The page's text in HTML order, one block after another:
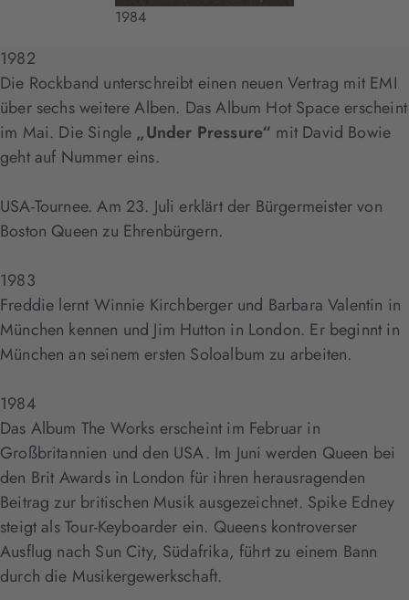
1984
1982
Die Rockband unterschreibt einen neuen Vertrag mit EMI
über sechs weitere Alben. Das Album Hot Space erscheint
im Mai. Die Single „Under Pressure“ mit David Bowie
geht auf Nummer eins.
USA-Tournee. Am 23. Juli erklärt der Bürgermeister von
Boston Queen zu Ehrenbürgern.
1983
Freddie lernt Winnie Kirchberger und Barbara Valentin in
München kennen und Jim Hutton in London. Er beginnt in
München an seinem ersten Soloalbum zu arbeiten.
1984
Das Album The Works erscheint im Februar in
Großbritannien und den USA. Im Juni werden Queen bei
den Brit Awards in London für ihren herausragenden
Beitrag zur britischen Musik ausgezeichnet. Spike Edney
steigt als Tour-Keyboarder ein. Queens kontroverser
Ausflug nach Sun City, Südafrika, führt zu einem Bann
durch die Musikergewerkschaft.